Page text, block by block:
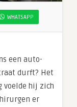
WHATSAPP
een auto-
durft? Het
voelde hij zich
er